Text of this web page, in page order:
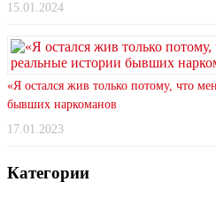
15.01.2024
«Я остался жив только потому, что
бывших наркоманов
17.01.2023
Категории